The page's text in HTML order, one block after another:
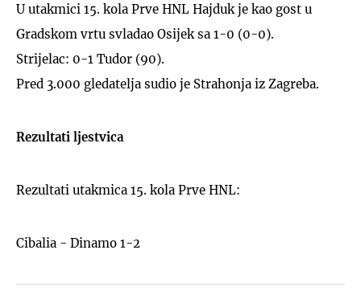
U utakmici 15. kola Prve HNL Hajduk je kao gost u
Gradskom vrtu svladao Osijek sa 1-0 (0-0).
Strijelac: 0-1 Tudor (90).
Pred 3.000 gledatelja sudio je Strahonja iz Zagreba.
Rezultati ljestvica
Rezultati utakmica 15. kola Prve HNL:
Cibalia - Dinamo 1-2